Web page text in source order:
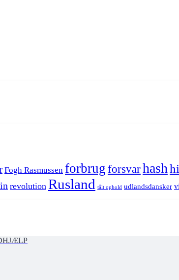
Fogh Rasmussen forbrugforsvarhash
revolution Rusland tålt ophold udlandsdansker